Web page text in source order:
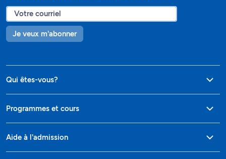
Je veux m'abonner
Qui êtes-vous?
Programmes et cours
Aide à l'admission